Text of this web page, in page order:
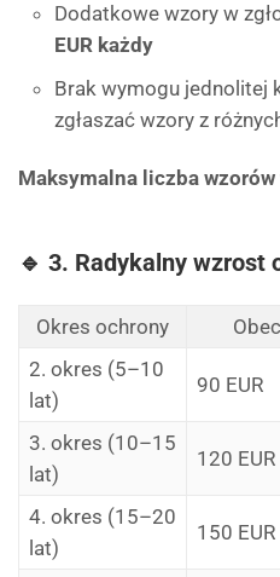
Dodatkowe wzory w
EUR każdy
Brak wymogu jednolitej
zgłaszać wzory z
Maksymalna liczba
🔹 3. Radykalny wzrost
Okres ochrony
2. okres (5–10
lat)
90 EUR
3. okres (10–15
lat)
120 EUR
4. okres (15–20
lat)
150 EUR